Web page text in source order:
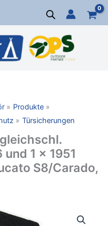
Produkte
Türsicherungen
und 1 x 1951
S8/Carado,